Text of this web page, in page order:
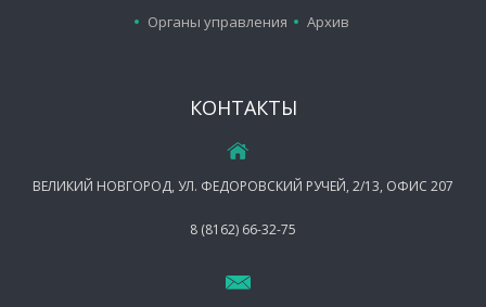
Органы управления
Архив
КОНТАКТЫ
ВЕЛИКИЙ НОВГОРОД, УЛ. ФЕДОРОВСКИЙ РУЧЕЙ, 2/13, ОФИС 207
8 (8162) 66-32-75